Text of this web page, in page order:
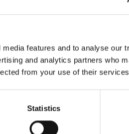
features and to analyse our
and analytics partners who
from your use of their
Statistics